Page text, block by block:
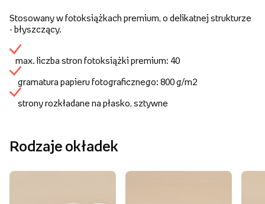
Stosowany w fotoksiążkach premium, o delikatnej strukturze
- błyszczący.
max. liczba stron fotoksiążki premium: 40
gramatura papieru fotograficznego: 800 g/m2
strony rozkładane na płasko, sztywne
Rodzaje okładek